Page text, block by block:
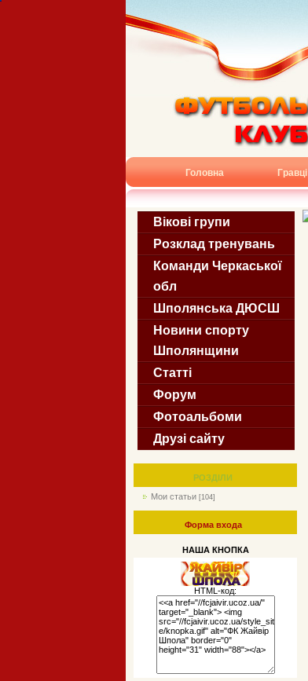
Головна Гравці
Вікові групи
Розклад тренувань
Команди Черкаської
обл
Шполянська ДЮСШ
Новини спорту
Шполянщини
Статті
Форум
Фотоальбоми
Друзі сайту
РОЗДІЛИ
Мои статьи [104]
Форма входа
НАША КНОПКА
HTML-код: